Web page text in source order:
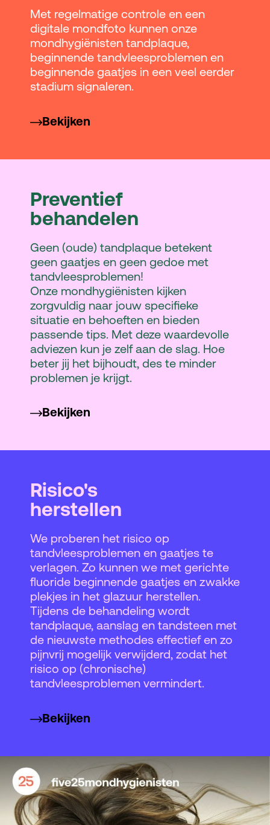
Met regelmatige controle en een
digitale mondfoto kunnen onze
mondhygiënisten tandplaque,
beginnende tandvleesproblemen en
beginnende gaatjes in een veel eerder
stadium signaleren.
Bekijken
Preventief
behandelen
Geen (oude) tandplaque betekent
geen gaatjes en geen gedoe met
tandvleesproblemen!
Onze mondhygiënisten kijken
zorgvuldig naar jouw specifieke
situatie en behoeften en bieden
passende tips. Met deze waardevolle
adviezen kun je zelf aan de slag. Hoe
beter jij het bijhoudt, des te minder
problemen je krijgt.
Bekijken
Risico's
herstellen
We proberen het risico op
tandvleesproblemen en gaatjes te
verlagen. Zo kunnen we met gerichte
fluoride beginnende gaatjes en zwakke
plekjes in het glazuur herstellen.
Tijdens de behandeling wordt
tandplaque, aanslag en tandsteen met
de nieuwste methodes effectief en zo
pijnvrij mogelijk verwijderd, zodat het
risico op (chronische)
tandvleesproblemen vermindert.
Bekijken